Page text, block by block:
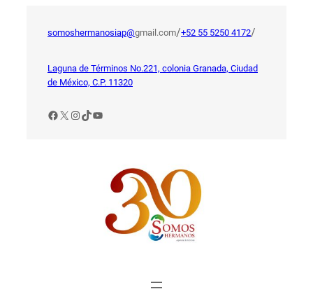
somoshermanosiap@gmail.com/+52 55 5250 4172/
Laguna de Términos No.221, colonia Granada, Ciudad
de México, C.P. 11320
Facebook
X Instagram
TikTok
YouTube